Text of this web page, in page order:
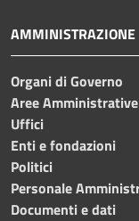
AMMINISTRAZIONE
Organi di Governo
Aree Amministrative
Uffici
Enti e fondazioni
Politici
Personale
Documenti e dati